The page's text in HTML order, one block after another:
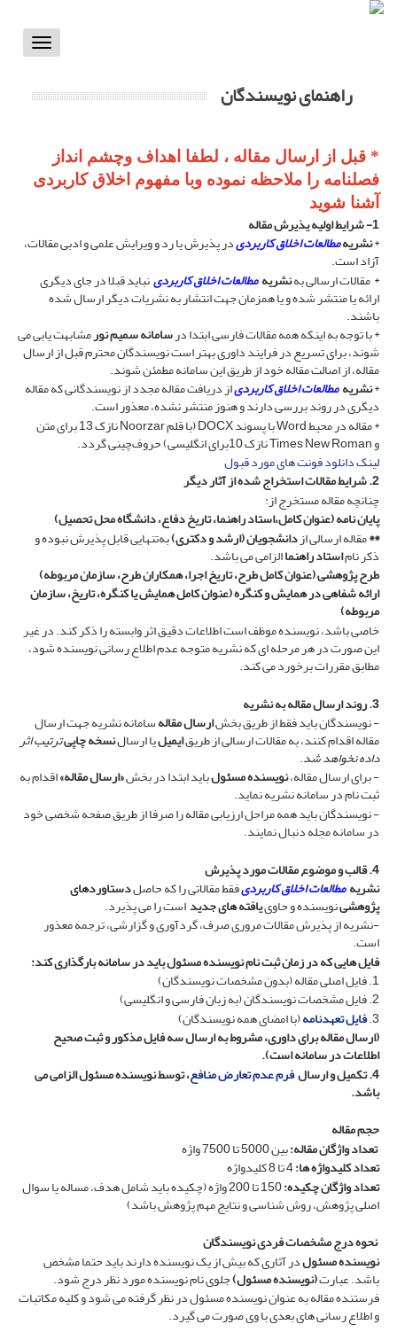
Toggle
راهنمای نویسندگان
* قبل از ارسال مقاله ، لطفا اهداف وچشم انداز
فصلنامه را ملاحظه نموده وبا مفهوم اخلاق کاربردی
آشنا شوید
1- شرایط اولیه پذیرش مقاله
*نشریهمطالعات اخلاق کاربردیدر پذیرش یا رد و ویرایش علمی و ادبی مقالات،
آزاد است.
* مقالات ارسالی بهنشریهمطالعات اخلاق کاربردینباید قبلا در جای دیگری
ارائه یا منتشر شده و یا همزمان جهت انتشار به نشریات دیگر ارسال شده
باشند.
* با توجه به اینکه همه مقالات فارسی ابتدا درسامانه سمیم نورمشابهت یابی می
شوند، برای تسریع در فرایند داوری بهتر است نویسندگان محترم قبل از ارسال
مقاله، از اصالت مقاله خود از طریق این سامانه مطمئن شوند.
*نشریهمطالعات اخلاق کاربردیاز دریافت مقاله مجدد از نویسندگانی که مقاله
دیگری در روند بررسی دارند و هنوز منتشر نشده، معذور است.
* مقاله در محیط Word با پسوند DOCX (با قلم Noorzar نازک 13 برای متن
و Times New Roman نازک 10برای انگلیسی) حروف‌چینی گردد.
لینک دانلود فونت های مورد قبول
2. شرایط مقالات استخراج شده از آثار دیگر
چنانچه مقاله مستخرج از:
پایان نامه (عنوان کامل،استاد راهنما، تاریخ دفاع، دانشگاه محل تحصیل)
**مقاله ارسالی ازدانشجویان (ارشد و دکتری)به‌تنهایی قابل پذیرش نبوده و
ذکر ناماستاد راهنماالزامی می باشد.
طرح پژوهشی (عنوان کامل طرح، تاریخ اجرا، همکاران طرح، سازمان مربوطه)
ارائه شفاهی در همایش و کنگره (عنوان کامل همایش یا کنگره، تاریخ، سازمان
مربوطه)
خاصی باشد، نویسنده موظف است اطلاعات دقیق اثر وابسته را ذکر کند. در غیر
این صورت در هر مرحله ای که نشریه متوجه عدم اطلاع رسانی نویسنده شود،
مطابق مقررات برخورد می کند.
3. روند ارسال مقاله به نشریه
- نویسندگان باید فقط از طریق بخشارسال مقالهسامانه نشریه جهت ارسال
مقاله اقدام کنند، به مقالات ارسالی از طریقایمیلیا ارسالنسخه چاپیترتیب اثر
داده نخواهد شد.
- برای ارسال مقاله،نویسنده مسئولباید ابتدا در بخش«ارسال مقاله»اقدام به
ثبت نام در سامانه نشریه نماید.
- نویسندگان باید همه مراحل ارزیابی مقاله را صرفا از طریق صفحه شخصی خود
در سامانه مجله دنبال نمایند.
4. قالب و موضوع مقالات مورد پذیرش
نشریهمطالعات اخلاق کاربردیفقط مقالاتی را که حاصلدستاوردهای
پژوهشینویسنده و حاوییافته های جدیداست را می پذیرد.
-نشریه از پذیرش مقالات مروری صرف، گردآوری و گزارشی، ترجمه معذور
است.
فایل هایی که در زمان ثبت نام نویسنده مسئول باید در سامانه بارگذاری کند:
1. فایل اصلی مقاله (بدون مشخصات نویسندگان)
2. فایل مشخصات نویسندگان (به زبان فارسی و انگلیسی)
3. فایل تعهدنامه(با امضای همه نویسندگان)
(ارسال مقاله برای داوری، مشروط به ارسال سه فایل مذکور و ثبت صحیح
اطلاعات در سامانه است).
4. تکمیل و ارسال فرم عدم تعارض منافع، توسط نویسنده مسئول الزامی می
باشد.
حجم مقاله
تعداد واژگان مقاله:بین 5000 تا 7500 واژه
تعداد کلیدواژه ها:
تعداد واژگان چکیده: 150 تا 200 واژه (چکیده باید شامل هدف، مساله یا سوال
اصلی پژوهش، روش شناسی و نتایج مهم پژوهش باشد)
نحوه درجمشخصات فردی نویسندگان
نویسنده مسئولدر آثاری که بیش از یک نویسنده دارند باید حتما مشخص
باشد. عبارت(نویسنده مسئول)جلوی نام نویسنده مورد نظر درج شود.
فرستنده مقاله به عنوان نویسنده مسئول در نظر گرفته می‌ شود و کلیه مکاتبات
و اطلاع‌ رسانی‌ های بعدی با وی صورت می‌ گیرد.